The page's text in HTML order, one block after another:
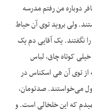
دوباره من رفتم مدرسه
ولی بروید توی آن حیاط
نگفتند. یک آقایی دم یک
کوتاه چاق، لباس
توی آن هی اسکناس در
می‌خواستند. صدتومان،
که این خلخالی است. و